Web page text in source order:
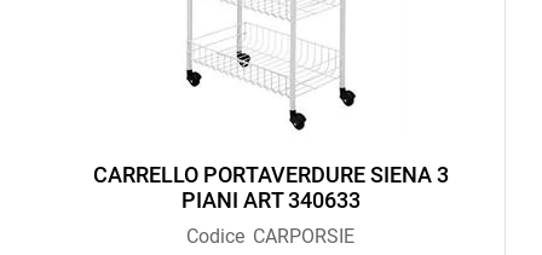
CARRELLO PORTAVERDURE SIENA 3
PIANI ART 340633
Codice CARPORSIE